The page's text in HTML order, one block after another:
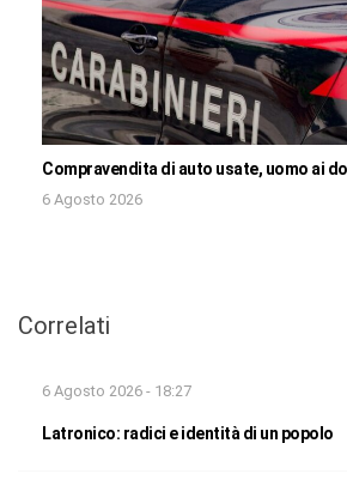
Compravendita di auto usate, uomo ai
6 Agosto 2026
Correlati
6 Agosto 2026 - 18:27
Latronico: radici e identità di un popolo